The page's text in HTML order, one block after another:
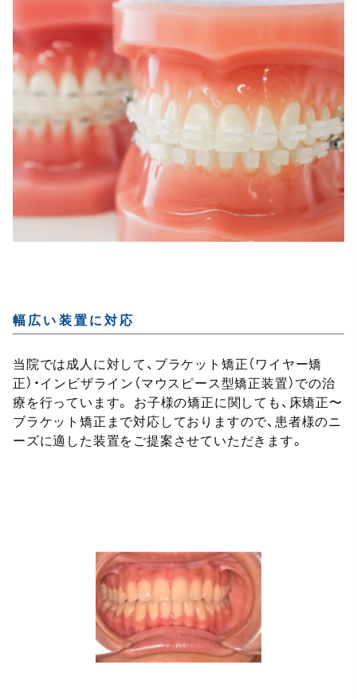
幅広い装置に対応
当院では成人に対して、ブラケット矯正（ワイヤー矯
正）・インビザライン（マウスピース型矯正装置）での治
療を行っています。 お子様の矯正に関しても、床矯正〜
ブラケット矯正まで対応しておりますので、患者様のニ
ーズに適した装置をご提案させていただきます。